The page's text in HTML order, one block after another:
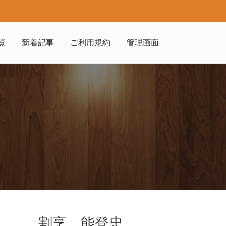
新着記事 ご利用規約 管理画面